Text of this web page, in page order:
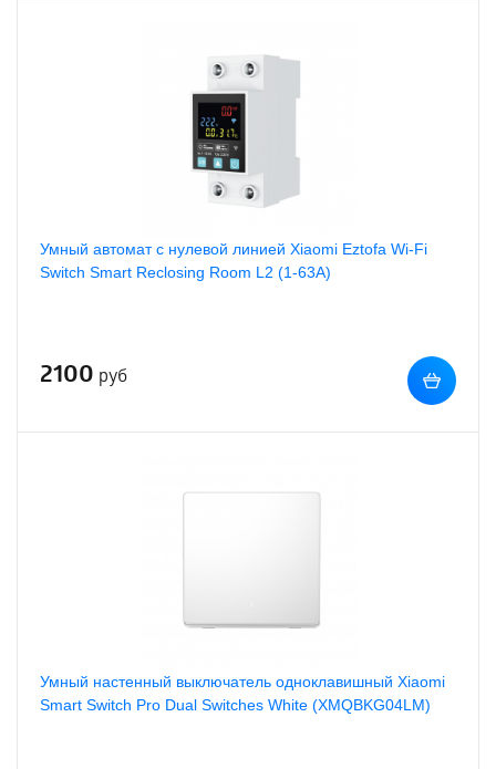
Умный автомат с нулевой линией Xiaomi Eztofa Wi-Fi
Switch Smart Reclosing Room L2 (1-63A)
2100 руб
Умный настенный выключатель одноклавишный Xiaomi
Smart Switch Pro Dual Switches White (XMQBKG04LM)